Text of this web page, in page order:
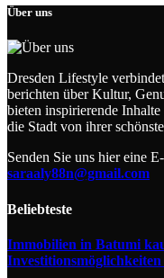
Über uns
Dresden Lifestyle
berichten über Kultur,
bieten inspirierende
die Stadt von ihrer
Senden Sie uns hier eine
saraaly88n@gmail.com
Beliebteste
Immobilien in Batumi